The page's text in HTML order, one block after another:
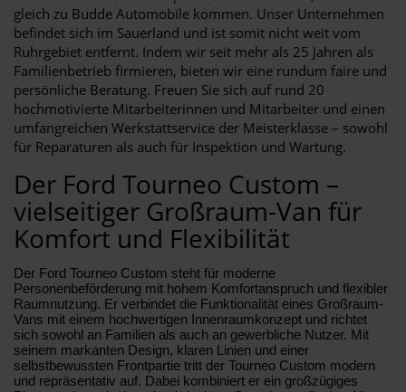
gleich zu Budde Automobile kommen. Unser Unternehmen
befindet sich im Sauerland und ist somit nicht weit vom
Ruhrgebiet entfernt. Indem wir seit mehr als 25 Jahren als
Familienbetrieb firmieren, bieten wir eine rundum faire und
persönliche Beratung. Freuen Sie sich auf rund 20
hochmotivierte Mitarbeiterinnen und Mitarbeiter und einen
umfangreichen Werkstattservice der Meisterklasse – sowohl
für Reparaturen als auch für Inspektion und Wartung.
Der Ford Tourneo Custom –
vielseitiger Großraum-Van für
Komfort und Flexibilität
Der Ford Tourneo Custom steht für moderne
Personenbeförderung mit hohem Komfortanspruch und flexibler
Raumnutzung. Er verbindet die Funktionalität eines Großraum-
Vans mit einem hochwertigen Innenraumkonzept und richtet
sich sowohl an Familien als auch an gewerbliche Nutzer. Mit
seinem markanten Design, klaren Linien und einer
selbstbewussten Frontpartie tritt der Tourneo Custom modern
und repräsentativ auf. Dabei kombiniert er ein großzügiges